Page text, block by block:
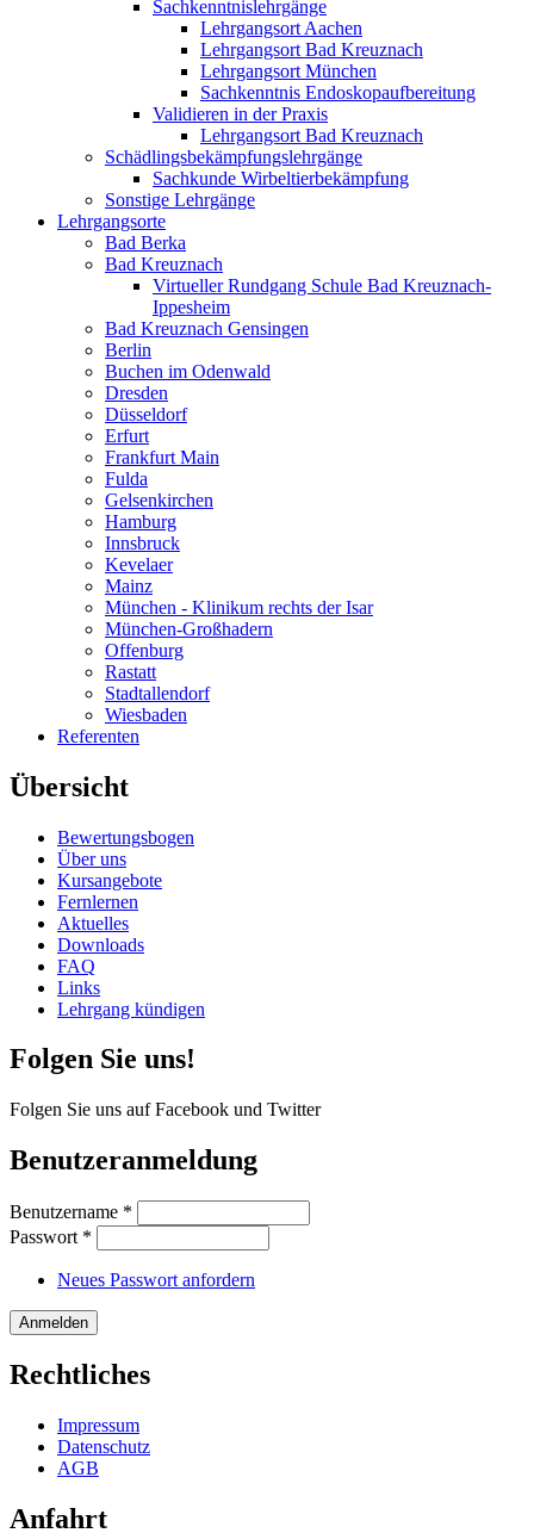
Sachkenntnislehrgänge
Lehrgangsort Aachen
Lehrgangsort Bad Kreuznach
Lehrgangsort München
Sachkenntnis Endoskopaufbereitung
Validieren in der Praxis
Lehrgangsort Bad Kreuznach
Schädlingsbekämpfungslehrgänge
Sachkunde Wirbeltierbekämpfung
Sonstige Lehrgänge
Lehrgangsorte
Bad Berka
Bad Kreuznach
Virtueller Rundgang Schule Bad Kreuznach-
Ippesheim
Bad Kreuznach Gensingen
Berlin
Buchen im Odenwald
Dresden
Düsseldorf
Erfurt
Frankfurt Main
Fulda
Gelsenkirchen
Hamburg
Innsbruck
Kevelaer
Mainz
München - Klinikum rechts der Isar
München-Großhadern
Offenburg
Rastatt
Stadtallendorf
Wiesbaden
Referenten
Übersicht
Bewertungsbogen
Über uns
Kursangebote
Fernlernen
Aktuelles
Downloads
FAQ
Links
Lehrgang kündigen
Folgen Sie uns!
Folgen Sie uns auf Facebook und Twitter
Benutzeranmeldung
Benutzername *
Passwort *
Neues Passwort anfordern
Rechtliches
Impressum
Datenschutz
AGB
Anfahrt